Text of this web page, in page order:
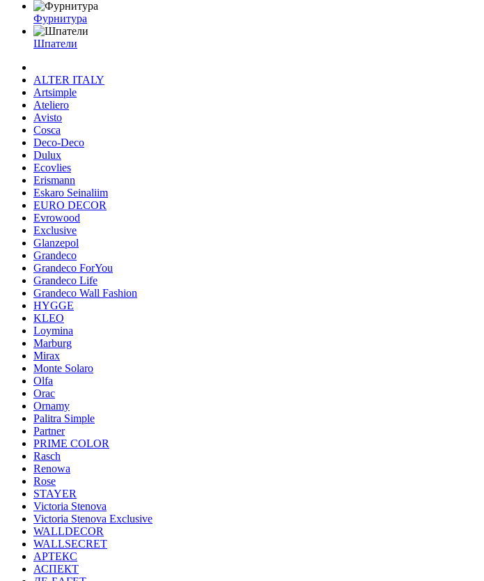
Фурнитура
Шпатели
ALTER ITALY
Artsimple
Ateliero
Avisto
Cosca
Deco-Deco
Dulux
Ecovlies
Erismann
Eskaro Seinaliim
EURO DECOR
Evrowood
Exclusive
Glanzepol
Grandeco
Grandeco ForYou
Grandeco Life
Grandeco Wall Fashion
HYGGE
KLEO
Loymina
Marburg
Mirax
Monte Solaro
Olfa
Orac
Ornamy
Palitra Simple
Partner
PRIME COLOR
Rasch
Renowa
Rose
STAYER
Victoria Stenova
Victoria Stenova Exclusive
WALLDECOR
WALLSECRET
АРТЕКС
АСПЕКТ